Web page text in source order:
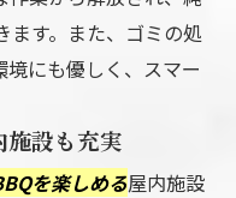
ます。また、ゴミの処
にも優しく、スマー
施設も充実
を楽しめる屋内施設